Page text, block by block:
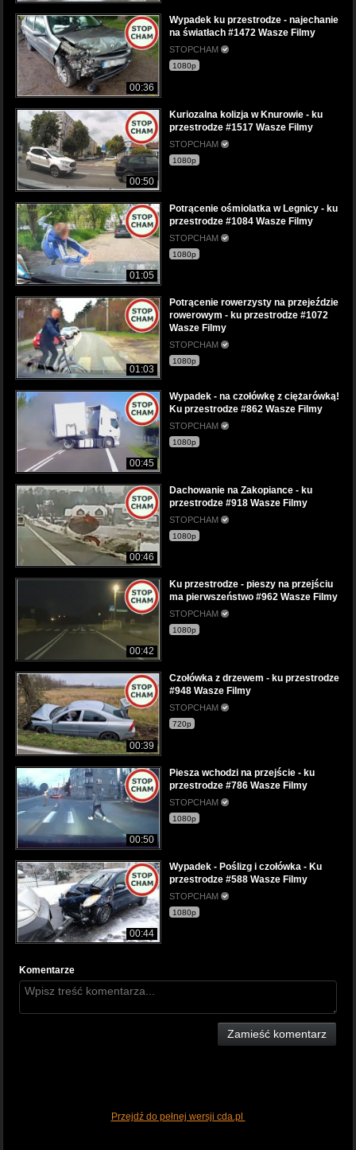
00:36
Wypadek ku przestrodze - najechanie
na światłach #1472 Wasze Filmy
STOPCHAM
1080p
00:50
Kuriozalna kolizja w Knurowie - ku
przestrodze #1517 Wasze Filmy
STOPCHAM
1080p
01:05
Potrącenie ośmiolatka w Legnicy - ku
przestrodze #1084 Wasze Filmy
STOPCHAM
1080p
01:03
Potrącenie rowerzysty na przejeździe
rowerowym - ku przestrodze #1072
Wasze Filmy
STOPCHAM
1080p
00:45
Wypadek - na czołówkę z ciężarówką!
Ku przestrodze #862 Wasze Filmy
STOPCHAM
1080p
00:46
Dachowanie na Zakopiance - ku
przestrodze #918 Wasze Filmy
STOPCHAM
1080p
00:42
Ku przestrodze - pieszy na przejściu
ma pierwszeństwo #962 Wasze Filmy
STOPCHAM
1080p
00:39
Czołówka z drzewem - ku przestrodze
#948 Wasze Filmy
STOPCHAM
720p
00:50
Piesza wchodzi na przejście - ku
przestrodze #786 Wasze Filmy
STOPCHAM
1080p
00:44
Wypadek - Poślizg i czołówka - Ku
przestrodze #588 Wasze Filmy
STOPCHAM
1080p
Komentarze
Zamieść komentarz
Przejdź do pełnej wersji cda.pl